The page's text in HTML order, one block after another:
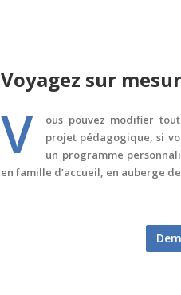
Voyagez sur
V
ous pouvez modifier
projet pédagogique, si
un programme
en famille d’accueil, en auberge